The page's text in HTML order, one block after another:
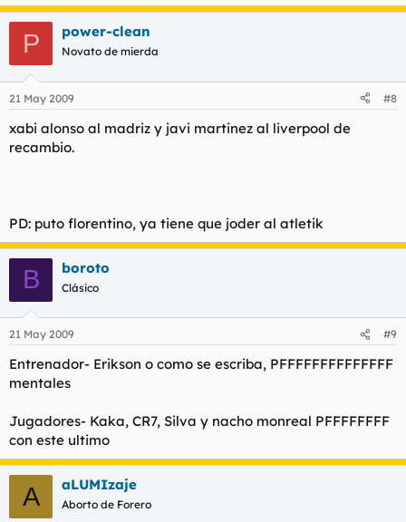
P power-clean
Novato de mierda
21 May 2009 #8
xabi alonso al madriz y javi martinez al liverpool de
recambio.
PD: puto florentino, ya tiene que joder al atletik
B boroto
Clásico
21 May 2009 #9
Entrenador- Erikson o como se escriba, PFFFFFFFFFFFFFF
mentales
Jugadores- Kaka, CR7, Silva y nacho monreal PFFFFFFFF
con este ultimo
A aLUMIzaje
Aborto de Forero